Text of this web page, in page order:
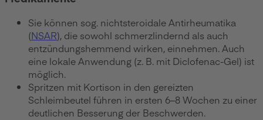
Sie können sog. nichtsteroidale Antirheumatika
(NSAR), die sowohl schmerzlindernd als auch
entzündungshemmend wirken, einnehmen. Auch
eine lokale Anwendung (z. B. mit Diclofenac-Gel) ist
möglich.
Spritzen mit Kortison in den gereizten
Schleimbeutel führen in ersten 6–8 Wochen zu einer
deutlichen Besserung der Beschwerden.